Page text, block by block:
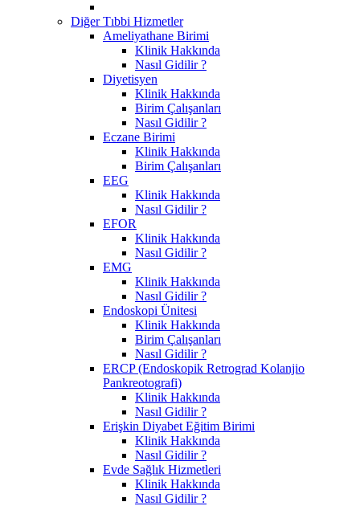
Diğer Tıbbi Hizmetler
Ameliyathane Birimi
Klinik Hakkında
Nasıl Gidilir ?
Diyetisyen
Klinik Hakkında
Birim Çalışanları
Nasıl Gidilir ?
Eczane Birimi
Klinik Hakkında
Birim Çalışanları
EEG
Klinik Hakkında
Nasıl Gidilir ?
EFOR
Klinik Hakkında
Nasıl Gidilir ?
EMG
Klinik Hakkında
Nasıl Gidilir ?
Endoskopi Ünitesi
Klinik Hakkında
Birim Çalışanları
Nasıl Gidilir ?
ERCP (Endoskopik Retrograd Kolanjio
Pankreotografi)
Klinik Hakkında
Nasıl Gidilir ?
Erişkin Diyabet Eğitim Birimi
Klinik Hakkında
Nasıl Gidilir ?
Evde Sağlık Hizmetleri
Klinik Hakkında
Nasıl Gidilir ?